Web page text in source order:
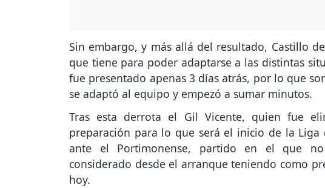
Sin embargo, y más allá del resultado, Castillo
que tiene para poder adaptarse a las distintas
fue presentado apenas 3 días atrás, por lo que
se adaptó al equipo y empezó a sumar minutos.
Tras esta derrota el Gil Vicente, quien fue
preparación para lo que será el inicio de la
ante el Portimonense, partido en el que
considerado desde el arranque teniendo como
hoy.